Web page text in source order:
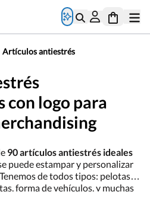
Artículos antiestrés
con logo para
90 artículos antiestrés ideales
puede estampar y personalizar
de todos tipos: pelotas
forma de vehículos, y muchas